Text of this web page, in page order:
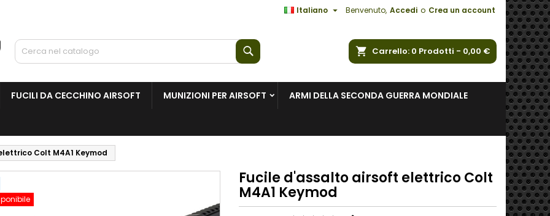
Benvenuto, Accedi o Crea un account
Italiano 
Carrello 0 Prodotti - 0,00 €
FUCILI DA CECCHINO AIRSOFT MUNIZIONI PER AIRSOFT ARMI DELLA SECONDA GUERRA MONDIALE
Colt M4A1 Keymod
Fucile d'assalto airsoft elettrico Colt
M4A1 Keymod